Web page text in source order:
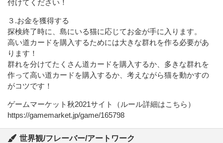
付けてください！
３.お金を獲得する
探検終了時に、島にいる猫に応じてお金が手に入ります。
高い道カードを購入するためには大きな群れを作る必要があ
ります！
群れを分けてたくさん道カードを購入するか、多きな群れを
作って高い道カードを購入するか、考えながら猫を動かすの
がコツです！
ゲームマーケット秋2021サイト（ルール詳細はこちら）
https://gamemarket.jp/game/165798
世界観/フレーバー/アートワーク